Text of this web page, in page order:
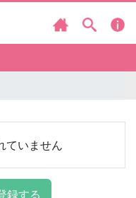
ていません